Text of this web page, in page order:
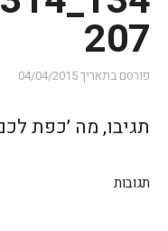
207
פורסם בתאריך04/04/2015
תגיבו, מה ׳כפת
תגובות